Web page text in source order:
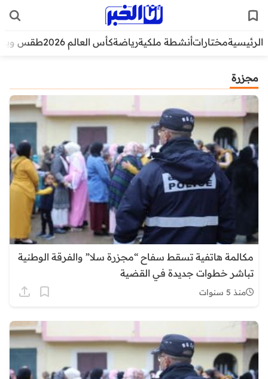
الرئيسيةمختاراتأنشطة ملكيةرياضةكأس العالم 2026 طقس
مجزرة
مكالمة هاتفية تسقط سفاح “مجزرة سلا” والفرقة الوطنية
تباشر خطوات جديدة في القضية
منذ 5 سنوات